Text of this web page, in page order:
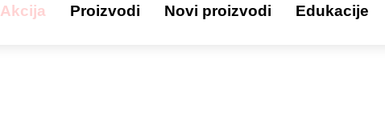
Akcija Proizvodi Novi proizvodi Edukacije